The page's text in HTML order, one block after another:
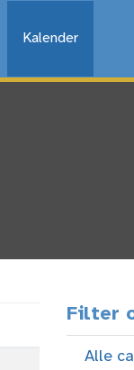
Kalender
Filter
Alle